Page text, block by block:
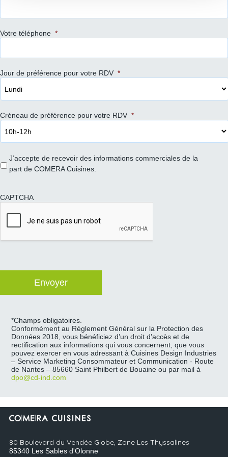
Votre téléphone *
Jour de préférence pour votre RDV *
Créneau de préférence pour votre RDV *
J’accepte de recevoir des informations commerciales de la
part de COMERA Cuisines.
CAPTCHA
*Champs obligatoires.
Conformément au Règlement Général sur la Protection des
Données 2018, vous bénéficiez d’un droit d’accès et de
rectification aux informations qui vous concernent, que vous
pouvez exercer en vous adressant à Cuisines Design Industries
– Service Marketing Consommateur et Communication - Route
de Nantes – 85660 Saint Philbert de Bouaine ou par mail à
dpo@cd-ind.com
80 Boulevard du Vendée Globe, Zone Les Thyssalines
85340 Les Sables d'Olonne